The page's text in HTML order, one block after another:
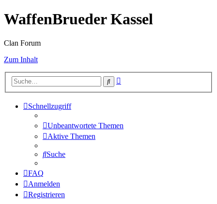
WaffenBrueder Kassel
Clan Forum
Zum Inhalt
Suche
Schnellzugriff
Unbeantwortete Themen
Aktive Themen
Suche
FAQ
Anmelden
Registrieren